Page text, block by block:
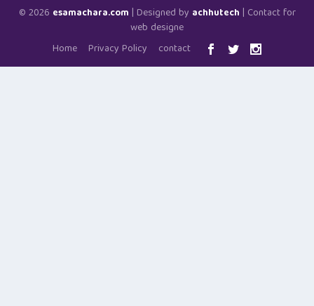
© 2026 esamachara.com | Designed by achhutech | Contact for
web designe
Home
Privacy Policy contact